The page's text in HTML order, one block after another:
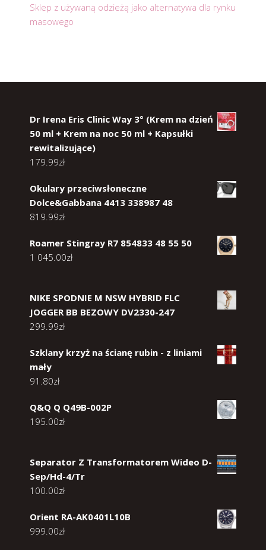
Sklep z używaną odzieżą jako alternatywa dla rynku
masowego
Dr Irena Eris Clinic Way 3° (Krem na dzień
50 ml + Krem na noc 50 ml + Kapsułki
rewitalizujące)
179.99zł
Okulary przeciwsłoneczne
Dolce&Gabbana 4413 338987 48
819.99zł
Roamer Stingray R7 854833 48 55 50
1 045.00zł
NIKE SPODNIE M NSW HYBRID FLC
JOGGER BB BEZOWY DV2330-247
299.99zł
Szklany krzyż na ścianę rubin - z liniami
mały
91.80zł
Q&Q Q Q49B-002P
195.00zł
Separator Z Transformatorem Wideo D-
Sep/Hd-4/Tr
100.00zł
Orient RA-AK0401L10B
999.00zł